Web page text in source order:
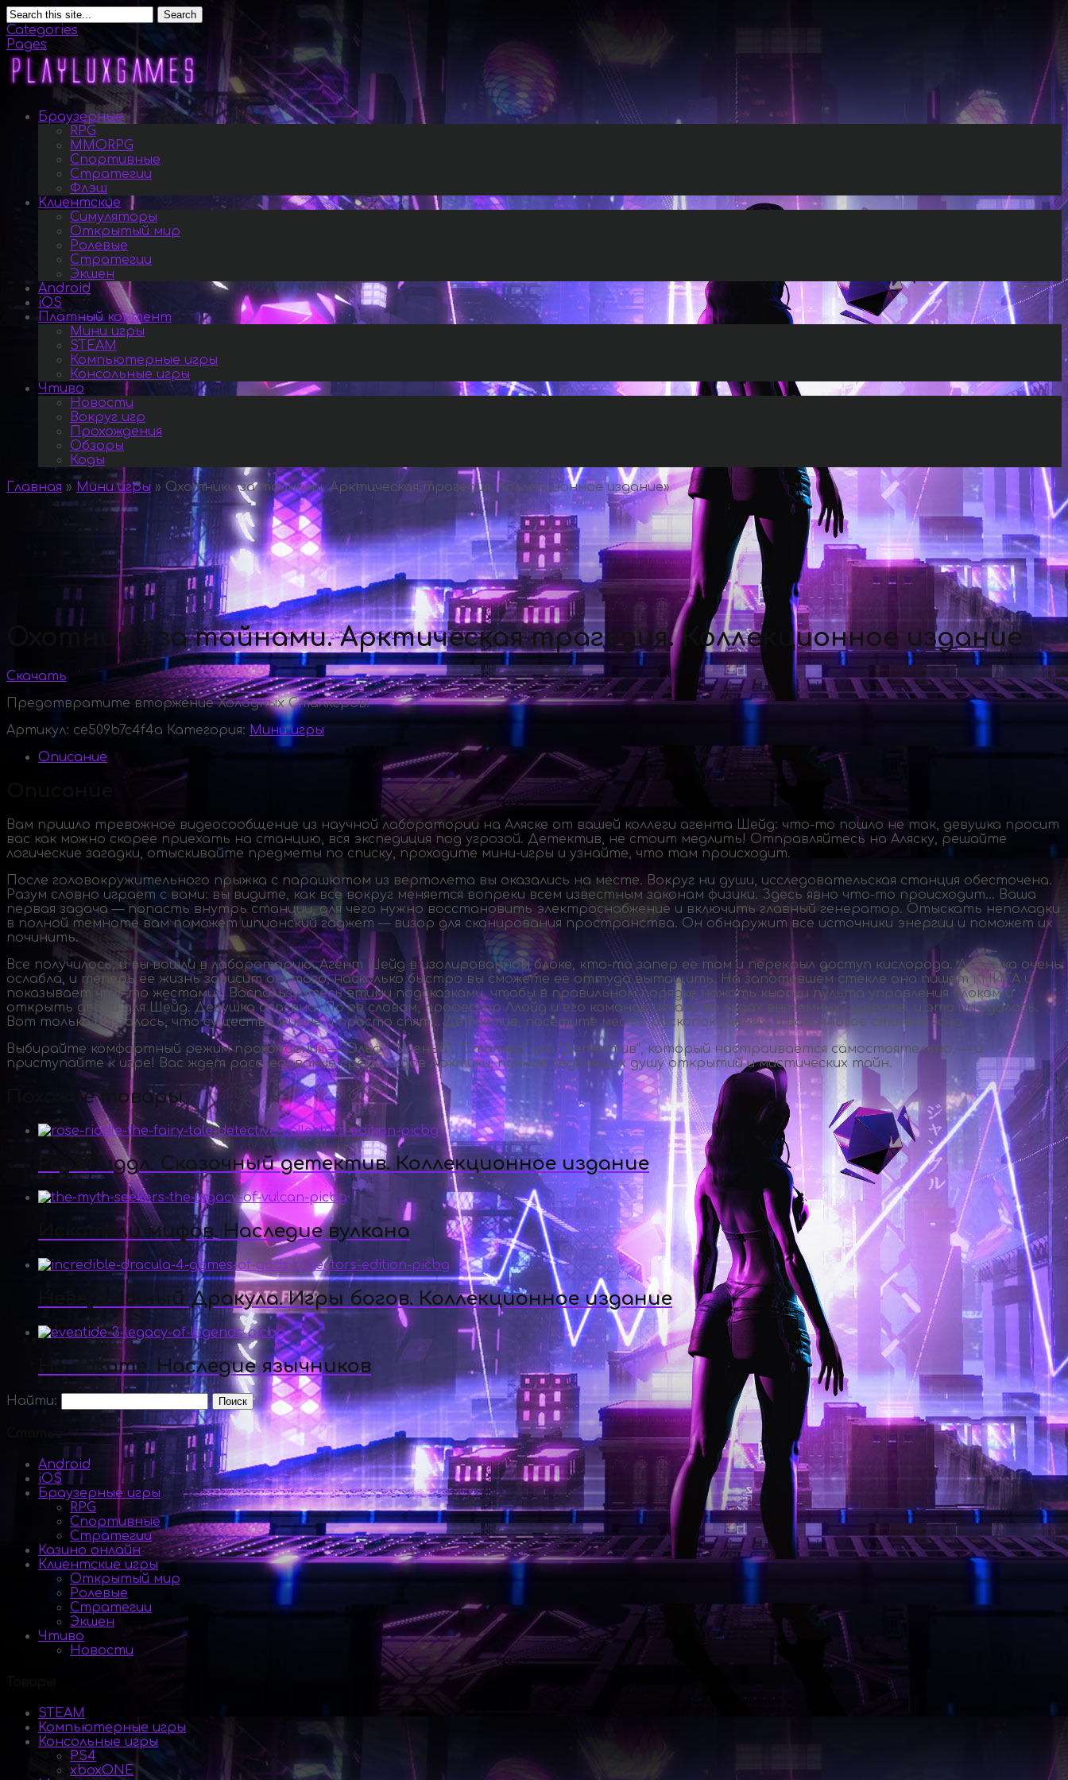
Search
Categories
Pages
Браузерные
RPG
MMORPG
Спортивные
Стратегии
Флэш
Клиентские
Симуляторы
Открытый мир
Ролевые
Стратегии
Экшен
Android
iOS
Платный контент
Мини игры
STEAM
Компьютерные игры
Консольные игры
Чтиво
Новости
Вокруг игр
Прохождения
Обзоры
Коды
Главная » Мини игры » Охотники за тайнами. Арктическая трагедия. Коллекционное издание»
Охотники за тайнами. Арктическая трагедия. Коллекционное издание
Скачать
Предотвратите вторжение Холодных Сталкеров!
Артикул: ce509b7c4f4a Категория: Мини игры
Описание
Вам пришло тревожное видеосообщение из научной лаборатории на Аляске от вашей коллеги агента Шейд: что-то пошло не так, девушка просит
вас как можно скорее приехать на станцию, вся экспедиция под угрозой. Детектив, не стоит медлить! Отправляйтесь на Аляску, решайте
логические загадки, отыскивайте предметы по списку, проходите мини-игры и узнайте, что там происходит.
После головокружительного прыжка с парашютом из вертолета вы оказались на месте. Вокруг ни души, исследовательская станция обесточена.
Разум словно играет с вами: вы видите, как все вокруг меняется вопреки всем известным законам физики. Здесь явно что-то происходит… Ваша
первая задача — попасть внутрь станции, для чего нужно восстановить электроснабжение и включить главный генератор. Отыскать неполадки
в полной темноте вам поможет шпионский гаджет — визор для сканирования пространства. Он обнаружит все источники энергии и поможет их
починить.
Все получилось, и вы вошли в лабораторию. Агент Шейд в изолированном блоке, кто-тозапер ее там и перекрыл доступ кислорода. Девушка очень
ослабла, и теперь ее жизнь зависит от того, насколько быстро вы сможете ее оттуда вытащить. На запотевшем стекле она пишет КНИГА и
показывает что-то жестами… Воспользуйтесь этими подсказками, чтобы в правильном порядке нажать кнопки пульта управления блоком и
открыть двери для Шейд. Девушка спасена! По ее словам, профессор Ллойд и его команда искали во льдах внеземных существ, и это им удалось.
Вот только оказалось, что существа живые и просто спят… Детектив, посетите место раскопок ученых, и вам многое станет ясно.
Выбирайте комфортный режим прохождения — "Эльф", "Ученый", "Сталкер" или "Детектив", который настраивается самостоятельно, — и
приступайте к игре! Вас ждет расследование среди льдов Арктики, полное леденящих душу открытий и мистических тайн.
Похожие товары
Роуз Риддл. Сказочный детектив. Коллекционное издание
Искатели мифов. Наследие вулкана
Невероятный Дракула. Игры богов. Коллекционное издание
На закате. Наследие язычников
Найти:
Статьи
Android
iOS
Браузерные игры
RPG
Спортивные
Стратегии
Казино онлайн
Клиентские игры
Открытый мир
Ролевые
Стратегии
Экшен
Чтиво
Новости
STEAM
Компьютерные игры
Консольные игры
PS4
xboxONE